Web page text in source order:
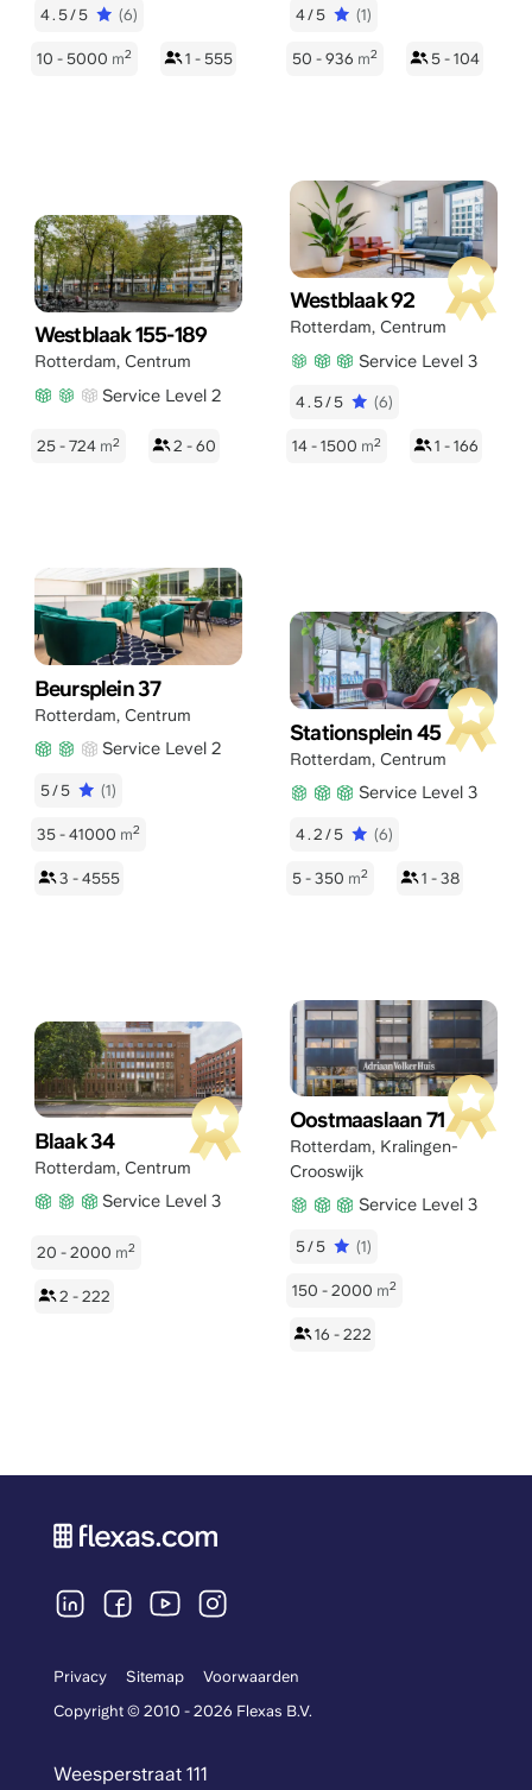
4.5/5 (6)
10 - 5000 m2 1 - 555
4/5 (1)
50 - 936 m2 5 - 104
Westblaak 155-189
Rotterdam, Centrum
Service Level 2
25 - 724 m2 2 - 60
Westblaak 92
Rotterdam, Centrum
Service Level 3
4.5/5 (6)
14 - 1500 m2 1 - 166
Beursplein 37
Rotterdam, Centrum
Service Level 2
5/5 (1)
35 - 41000 m2
3 - 4555
Stationsplein 45
Rotterdam, Centrum
Service Level 3
4.2/5 (6)
5 - 350 m2 1 - 38
Blaak 34
Rotterdam, Centrum
Service Level 3
20 - 2000 m2
2 - 222
Oostmaaslaan 71
Rotterdam, Kralingen-
Crooswijk
Service Level 3
5/5 (1)
150 - 2000 m2
16 - 222
Privacy Sitemap
Voorwaarden
Copyright © 2010 - 2026 Flexas B.V.
Weesperstraat 111